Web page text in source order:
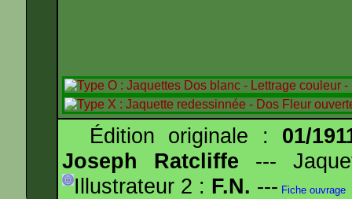
Édition originale : 01/
Joseph Ratcliffe ---
Illustrateur 2 : F.N. --- Fiche ouvrage